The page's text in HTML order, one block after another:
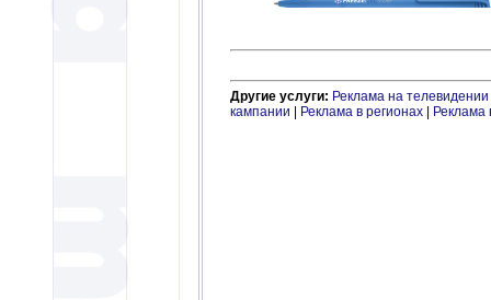
Другие услуги: Реклама на телевидении
кампании
Реклама в регионах Реклама